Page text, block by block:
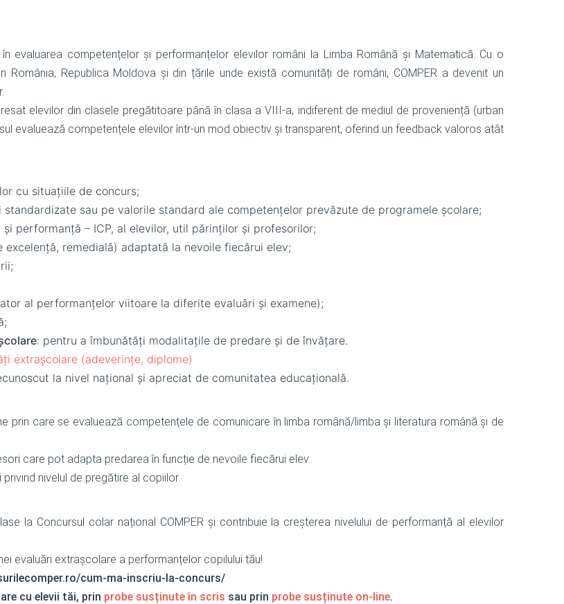
evaluarea competențelor și performanțelor elevilor români la Limba Română și Matematică. Cu o
Republica Moldova și din țările unde există comunități de români, COMPER a devenit un
elevilor din clasele pregătitoare până în clasa a VIII-a, indiferent de mediul de proveniență (urban
evaluează competențele elevilor într-un mod obiectiv și transparent, oferind un feedback valoros atât
cu situațiile de concurs;
sau pe valorile standard ale competențelor prevăzute de programele școlare;
performanță – ICP, al elevilor, util părinților și profesorilor;
remedială) adaptată la nevoile fiecărui elev;
al performanțelor viitoare la diferite evaluări și examene);
: pentru a îmbunătăți modalitațile de predare și de învățare.
extrașcolare (adeverințe, diplome)
la nivel național și apreciat de comunitatea educațională.
prin care se evaluează competențele de comunicare în limba română/limba și literatura română și de
care pot adapta predarea în funcție de nevoile fiecărui elev.
nivelul de pregătire al copiilor.
la Concursul colar național COMPER și contribuie la creșterea nivelului de performanță al elevilor
evaluări extrașcolare a performanțelor copilului tău!
cum-ma-inscriu-la-concurs/
cu elevii tăi, prin probe susținute în scris sau prin probe susținute on-line.